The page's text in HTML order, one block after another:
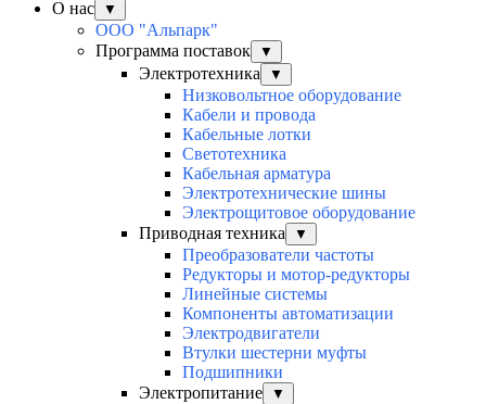
О нас
▼
ООО "Альпарк"
Программа поставок
▼
Электротехника ▼
Низковольтное оборудование
Кабели и провода
Кабельные лотки
Светотехника
Кабельная арматура
Электротехнические шины
Электрощитовое оборудование
Приводная техника
▼
Преобразователи частоты
Редукторы и мотор-редукторы
Линейные системы
Компоненты автоматизации
Электродвигатели
Втулки шестерни муфты
Подшипники
Электропитание
▼